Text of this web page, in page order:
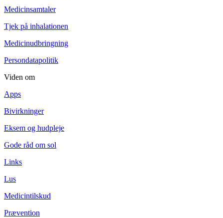
Medicinsamtaler
Tjek på inhalationen
Medicinudbringning
Persondatapolitik
Viden om
Apps
Bivirkninger
Eksem og hudpleje
Gode råd om sol
Links
Lus
Medicintilskud
Prævention